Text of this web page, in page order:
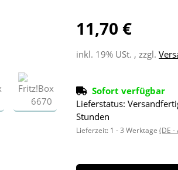
11,70 €
inkl. 19% USt. , zzgl.
Sofort verfügbar
Lieferstatus:
Stunden
Lieferzeit: 1 - 3 Werktage(DE -